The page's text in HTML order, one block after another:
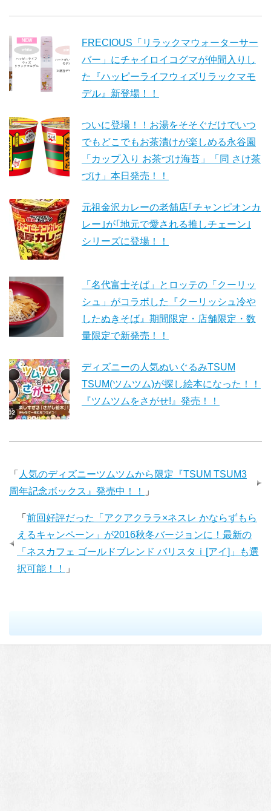
FRECIOUS「リラックマウォーターサー
バー」にチャイロイコグマが仲間入りし
た『ハッピーライフウィズリラックマモ
デル』新登場！！
ついに登場！！お湯をそそぐだけでいつ
でもどこでもお茶漬けが楽しめる永谷園
「カップ入り お茶づけ海苔」「同 さけ茶
づけ」本日発売！！
元祖金沢カレーの老舗店｢チャンピオンカ
レー｣が｢地元で愛される推しチェーン｣
シリーズに登場！！
「名代富士そば」とロッテの「クーリッ
シュ」がコラボした『クーリッシュ冷や
したぬきそば』期間限定・店舗限定・数
量限定で新発売！！
ディズニーの人気ぬいぐるみTSUM
TSUM(ツムツム)が探し絵本になった！！
『ツムツムをさがせ!』発売！！
「 人気のディズニーツムツムから限定『TSUM TSUM3
周年記念ボックス』発売中！！
」
「 前回好評だった「アクアクララ×ネスレ かならずもら
えるキャンペーン」が2016秋冬バージョンに！最新の
「ネスカフェ ゴールドブレンド バリスタｉ[アイ]」も選
択可能！！
」